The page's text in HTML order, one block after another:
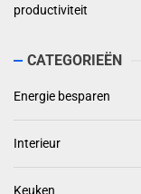
productiviteit
CATEGORIEËN
Energie besparen
Interieur
Keuken